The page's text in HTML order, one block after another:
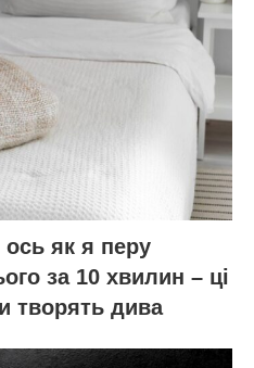
ось як я перу
за 10 хвилин – ці
творять дива